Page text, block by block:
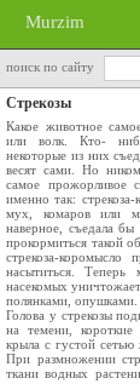
Murzim
поиск по сайту
Стрекозы
Какое животное
или волк. Кто-
некоторые из них
весят сами. Но
самое прожорливое
именно так:
мух, комаров или
наверное, съедала
прокормиться такой
стрекоза-
насытиться. Теперь
насекомых
полянками, опушками.
Голова у стрекозы
на темени,
крыла с густой
При размножении
ткани водных